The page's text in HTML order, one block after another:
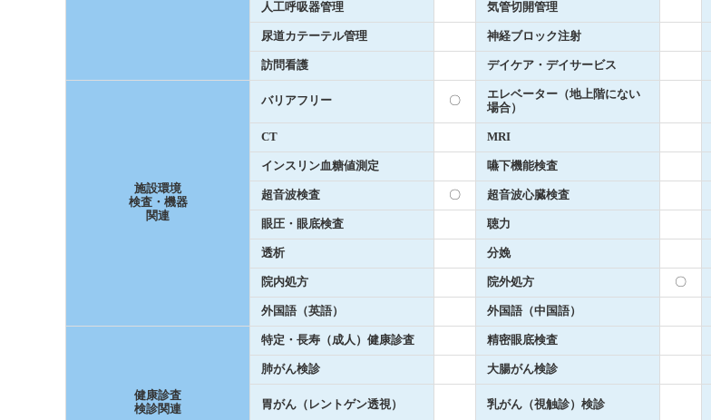
人工呼吸器管理 気管切開管理
尿道カテーテル管理 神経ブロック注射
訪問看護 デイケア・デイサービス
施設環境
検査・機器
関連
バリアフリー 〇
エレベーター（地上階にない
場合）
CT MRI
インスリン血糖値測定 嚥下機能検査
超音波検査 〇 超音波心臓検査
眼圧・眼底検査 聴力
透析 分娩
院内処方 院外処方 〇
外国語（英語） 外国語（中国語）
健康診査
検診関連
特定・長寿（成人）健康診査 精密眼底検査
肺がん検診 大腸がん検診
胃がん（レントゲン透視） 乳がん（視触診）検診